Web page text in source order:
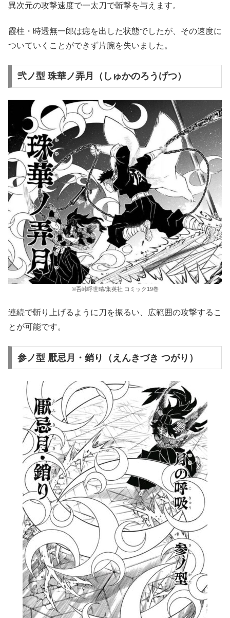
異次元の攻撃速度で一太刀で斬撃を与えます。
霞柱・時透無一郎は痣を出した状態でしたが、その速度に
ついていくことができず片腕を失いました。
弐ノ型 珠華ノ弄月（しゅかのろうげつ）
©吾峠呼世晴/集英社 コミック19巻
連続で斬り上げるように刀を振るい、広範囲の攻撃するこ
とが可能です。
参ノ型 厭忌月・銷り（えんきづき つがり）